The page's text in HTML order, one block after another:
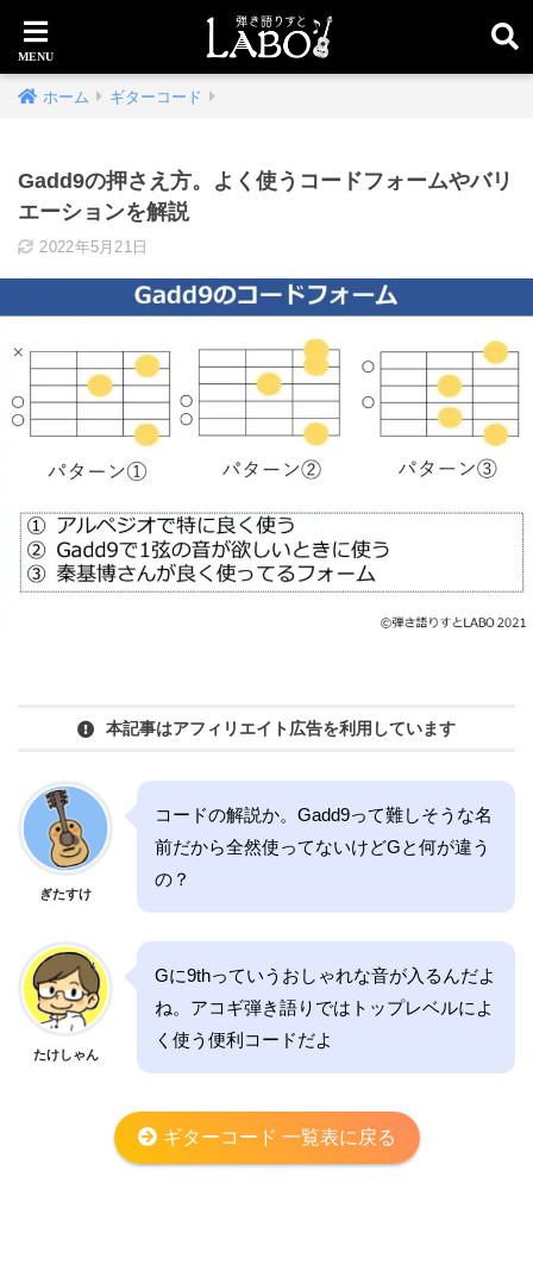
ホーム ギターコード
Gadd9の押さえ方。よく使うコードフォームやバリ
エーションを解説
2022年5月21日
本記事はアフィリエイト広告を利用しています
ぎたすけ
コードの解説か。Gadd9って難しそうな名
前だから全然使ってないけどGと何が違う
の？
たけしゃん
Gに9thっていうおしゃれな音が入るんだよ
ね。アコギ弾き語りではトップレベルによ
く使う便利コードだよ
ギターコード 一覧表に戻る